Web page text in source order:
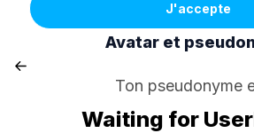
J'accepte
Avatar et
Ton pseudonyme
Waiting for